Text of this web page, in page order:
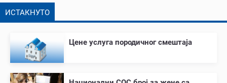
ИСТАКНУТО
Цене услуга породичног смештаја